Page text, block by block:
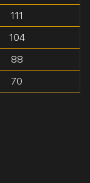
111
104
88
70